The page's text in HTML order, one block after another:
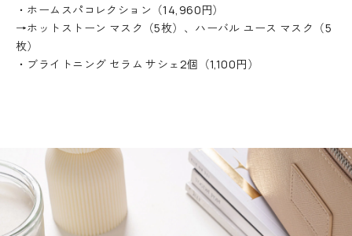
・ホームスパコレクション（14,960円）
→ホットストーン マスク（5枚）、ハーバル ユース マスク（5
枚）
・ブライトニング セラム サシェ2個（1,100円）